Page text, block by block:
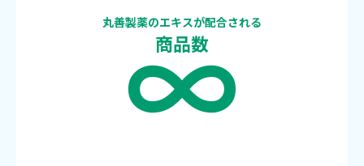
丸善製薬のエキスが配合される
商品数
∞